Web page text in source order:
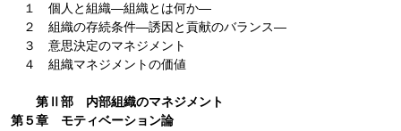
１ 個人と組織―組織とは何か―
２ 組織の存続条件―誘因と貢献のバランス―
３ 意思決定のマネジメント
４ 組織マネジメントの価値
第Ⅱ部 内部組織のマネジメント
第５章 モティベーション論